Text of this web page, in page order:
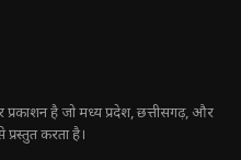
प्रकाशन है जो मध्य प्रदेश, छत्तीसगढ़, और
करता है।